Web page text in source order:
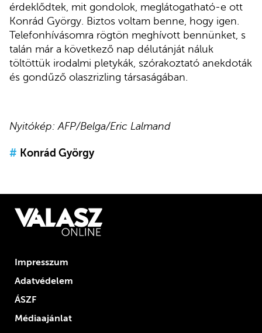
érdeklődtek, mit gondolok, meglátogatható-e ott
Konrád György. Biztos voltam benne, hogy igen.
Telefonhívásomra rögtön meghívott bennünket, s
talán már a következő nap délutánját náluk
töltöttük irodalmi pletykák, szórakoztató anekdoták
és gondűző olaszrizling társaságában.
Nyitókép: AFP/Belga/Eric Lalmand
# Konrád György
Impresszum
Adatvédelem
ÁSZF
Médiaajánlat